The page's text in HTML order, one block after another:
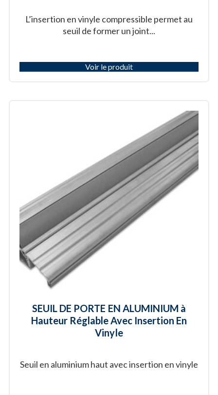
L’insertion en vinyle compressible permet au
seuil de former un joint...
Voir le produit
SEUIL DE PORTE EN ALUMINIUM à
Hauteur Réglable Avec Insertion En
Vinyle
Seuil en aluminium haut avec insertion en vinyle